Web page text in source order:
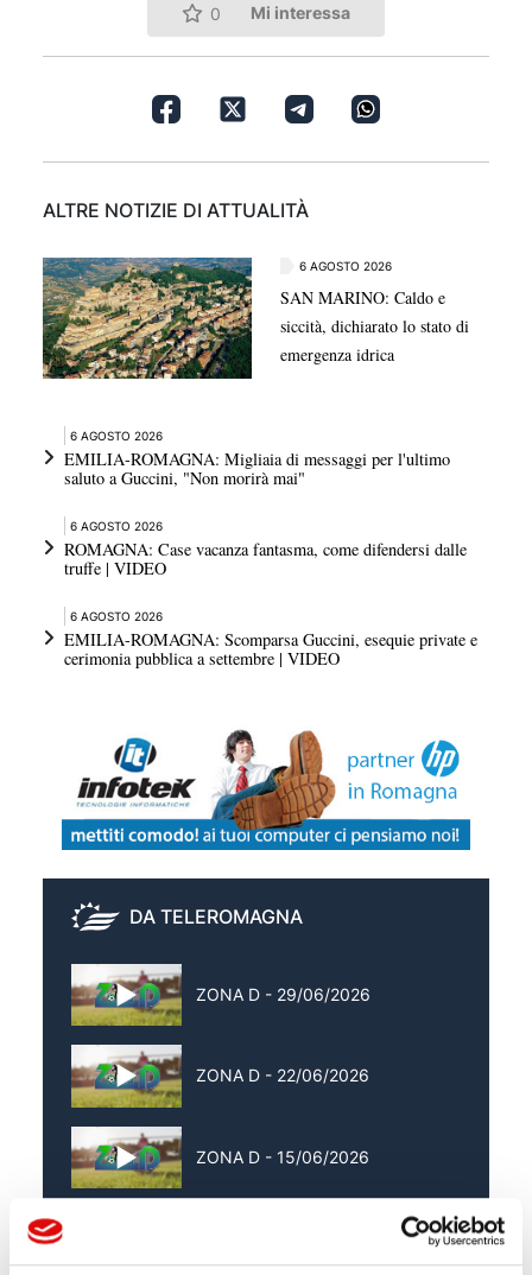
0 Mi interessa
ALTRE NOTIZIE DI ATTUALITÀ
6 AGOSTO 2026
SAN MARINO: Caldo e
siccità, dichiarato lo stato di
emergenza idrica
6 AGOSTO 2026
EMILIA-ROMAGNA: Migliaia di messaggi per l'ultimo
saluto a Guccini, "Non morirà mai"
6 AGOSTO 2026
ROMAGNA: Case vacanza fantasma, come difendersi dalle
truffe | VIDEO
6 AGOSTO 2026
EMILIA-ROMAGNA: Scomparsa Guccini, esequie private e
cerimonia pubblica a settembre | VIDEO
DA TELEROMAGNA
ZONA D - 29/06/2026
ZONA D - 22/06/2026
ZONA D - 15/06/2026